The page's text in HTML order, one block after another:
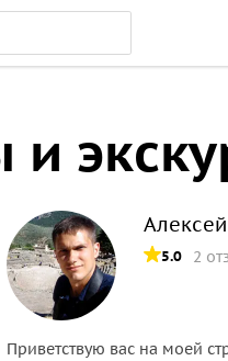
и
Алексей
5.0 2
Приветствую вас на моей